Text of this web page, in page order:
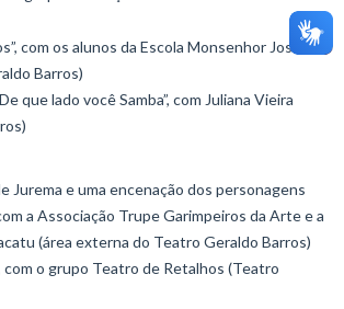
com os alunos da Escola Monsenhor José
Barros)
que lado você Samba”, com Juliana Vieira
Jurema e uma encenação dos personagens
a Associação Trupe Garimpeiros da Arte e a
(área externa do Teatro Geraldo Barros)
com o grupo Teatro de Retalhos (Teatro